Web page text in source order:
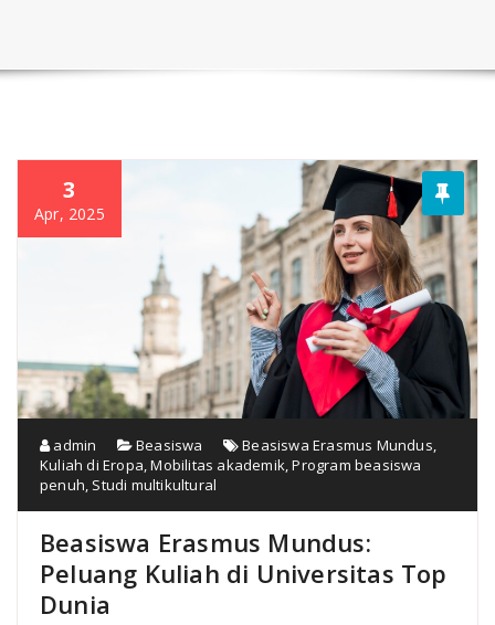
3
Apr, 2025
admin Beasiswa Beasiswa Erasmus Mundus
Kuliah di Eropa ,Mobilitas akademik ,Program beasiswa
penuh Studi multikultural
Beasiswa Erasmus Mundus:
Peluang Kuliah di Universitas Top
Dunia